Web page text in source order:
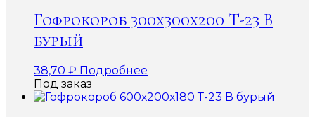
Гофрокороб 300х300х200 Т-23 В
бурый
38,70 ₽ Подробнее
Под заказ